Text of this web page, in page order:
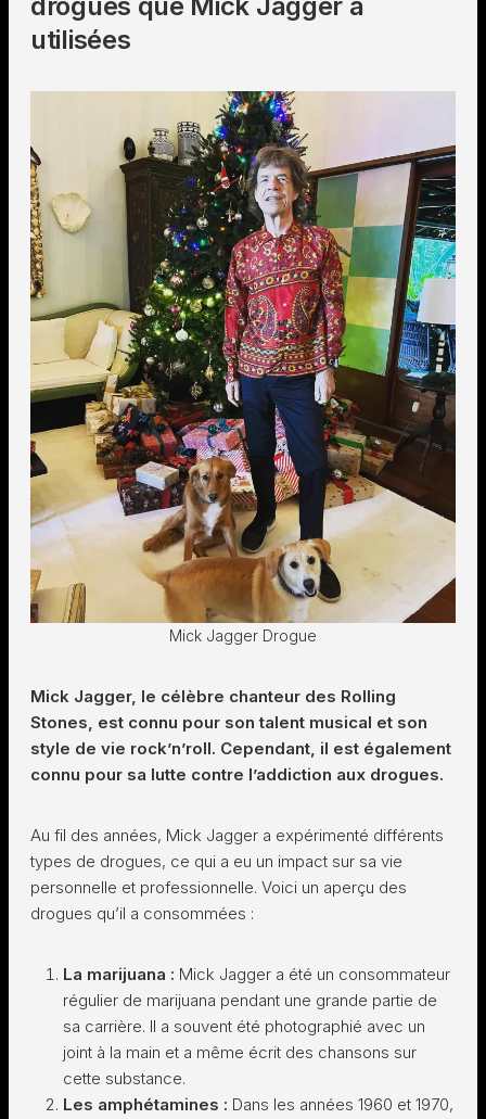
utilisées
Mick Jagger Drogue
Mick Jagger, le célèbre chanteur des Rolling
Stones, est connu pour son talent musical et son
style de vie rock’n’roll. Cependant, il est également
connu pour sa lutte contre l’addiction aux drogues.
Au fil des années, Mick Jagger a expérimenté différents
types de drogues, ce qui a eu un impact sur sa vie
personnelle et professionnelle. Voici un aperçu des
drogues qu’il a consommées :
La marijuana : Mick Jagger a été un consommateur
régulier de marijuana pendant une grande partie de
sa carrière. Il a souvent été photographié avec un
joint à la main et a même écrit des chansons sur
cette substance.
Les amphétamines : Dans les années 1960 et 1970,